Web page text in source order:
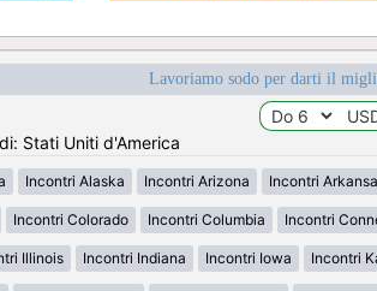
Lavoriamo sodo per darti il
Stati Uniti d'America
Incontri Alaska Incontri Arizona Incontri
Incontri Colorado Incontri Columbia Incontri
Illinois Incontri Indiana Incontri Iowa Incontri